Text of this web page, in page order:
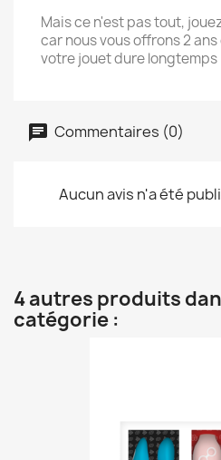
Mais ce n'est pas tout,
car nous vous offrons 2
votre jouet dure longtemps
Commentaires (0)
Aucun avis n'a été
4 autres produits
catégorie :